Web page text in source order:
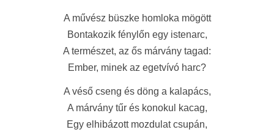
A művész büszke homloka mögött
Bontakozik fénylőn egy istenarc,
A természet, az ős márvány tagad:
Ember, minek az egetvívó harc?
A véső cseng és döng a kalapács,
A márvány tűr és konokul kacag,
Egy elhibázott mozdulat csupán,